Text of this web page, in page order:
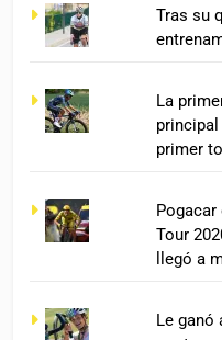
Tras su
La
primer
Tour
llegó a
Le ganó